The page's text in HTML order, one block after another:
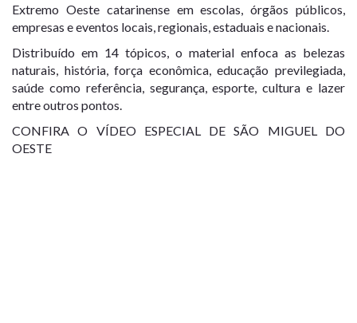
Extremo Oeste catarinense em escolas, órgãos públicos,
empresas e eventos locais, regionais, estaduais e nacionais.
Distribuído em 14 tópicos, o material enfoca as belezas
naturais, história, força econômica, educação previlegiada,
saúde como referência, segurança, esporte, cultura e lazer
entre outros pontos.
CONFIRA O VÍDEO ESPECIAL DE SÃO MIGUEL DO
OESTE